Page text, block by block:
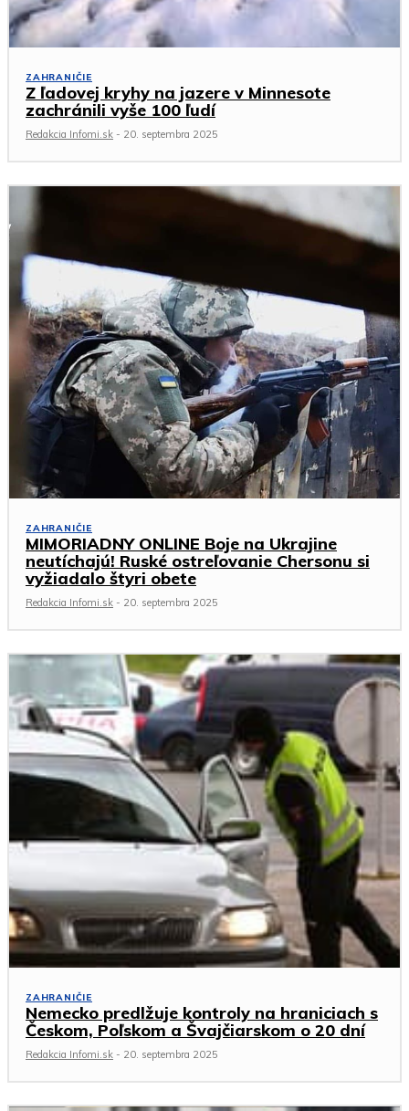
ZAHRANIČIE
Z ľadovej kryhy na jazere v Minnesote
zachránili vyše 100 ľudí
Redakcia Infomi.sk - 20. septembra 2025
ZAHRANIČIE
MIMORIADNY ONLINE Boje na Ukrajine
neutíchajú! Ruské ostreľovanie Chersonu si
vyžiadalo štyri obete
Redakcia Infomi.sk - 20. septembra 2025
ZAHRANIČIE
Nemecko predlžuje kontroly na hraniciach s
Českom, Poľskom a Švajčiarskom o 20 dní
Redakcia Infomi.sk - 20. septembra 2025